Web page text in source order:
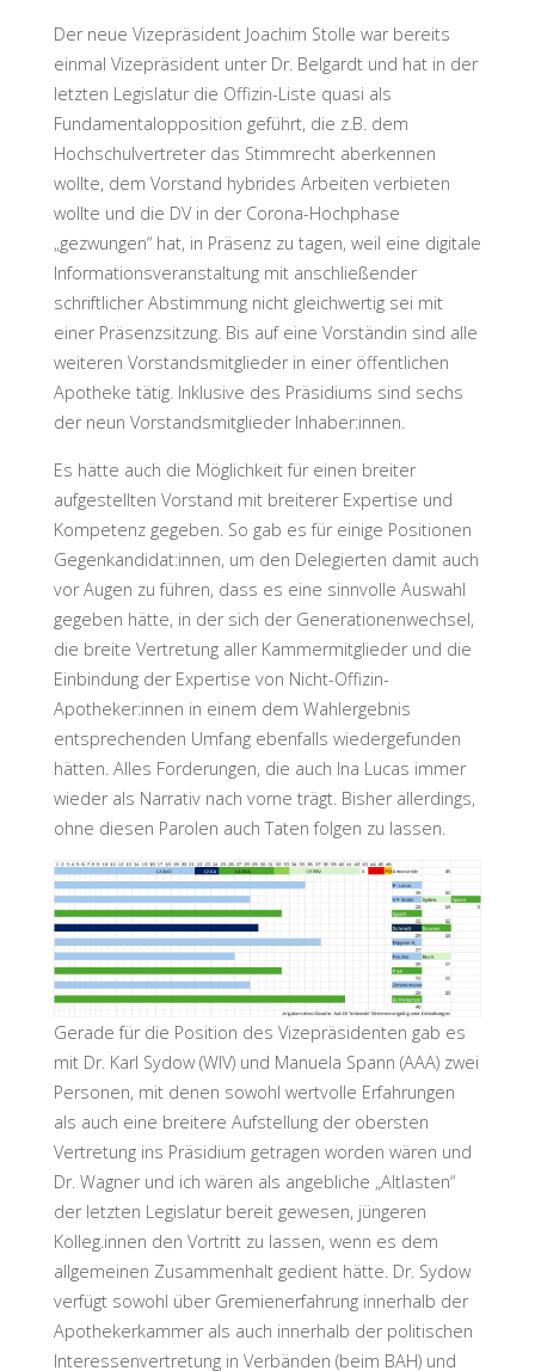
Der neue Vizepräsident Joachim Stolle war bereits
einmal Vizepräsident unter Dr. Belgardt und hat in der
letzten Legislatur die Offizin-Liste quasi als
Fundamentalopposition geführt, die z.B. dem
Hochschulvertreter das Stimmrecht aberkennen
wollte, dem Vorstand hybrides Arbeiten verbieten
wollte und die DV in der Corona-Hochphase
„gezwungen“ hat, in Präsenz zu tagen, weil eine digitale
Informationsveranstaltung mit anschließender
schriftlicher Abstimmung nicht gleichwertig sei mit
einer Präsenzsitzung. Bis auf eine Vorständin sind alle
weiteren Vorstandsmitglieder in einer öffentlichen
Apotheke tätig. Inklusive des Präsidiums sind sechs
der neun Vorstandsmitglieder Inhaber:innen.
Es hätte auch die Möglichkeit für einen breiter
aufgestellten Vorstand mit breiterer Expertise und
Kompetenz gegeben. So gab es für einige Positionen
Gegenkandidat:innen, um den Delegierten damit auch
vor Augen zu führen, dass es eine sinnvolle Auswahl
gegeben hätte, in der sich der Generationenwechsel,
die breite Vertretung aller Kammermitglieder und die
Einbindung der Expertise von Nicht-Offizin-
Apotheker:innen in einem dem Wahlergebnis
entsprechenden Umfang ebenfalls wiedergefunden
hätten. Alles Forderungen, die auch Ina Lucas immer
wieder als Narrativ nach vorne trägt. Bisher allerdings,
ohne diesen Parolen auch Taten folgen zu lassen.
Gerade für die Position des Vizepräsidenten gab es
mit Dr. Karl Sydow (WIV) und Manuela Spann (AAA) zwei
Personen, mit denen sowohl wertvolle Erfahrungen
als auch eine breitere Aufstellung der obersten
Vertretung ins Präsidium getragen worden wären und
Dr. Wagner und ich wären als angebliche „Altlasten“
der letzten Legislatur bereit gewesen, jüngeren
Kolleg.innen den Vortritt zu lassen, wenn es dem
allgemeinen Zusammenhalt gedient hätte. Dr. Sydow
verfügt sowohl über Gremienerfahrung innerhalb der
Apothekerkammer als auch innerhalb der politischen
Interessenvertretung in Verbänden (beim BAH) und